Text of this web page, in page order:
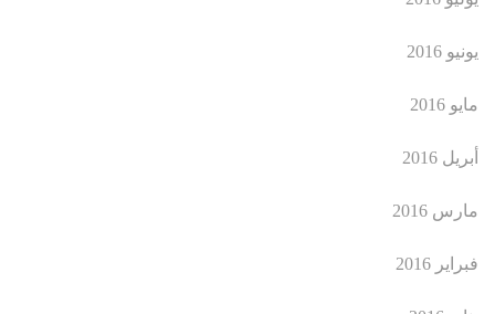
يونيو 2016
مايو 2016
أبريل 2016
مارس 2016
فبراير 2016